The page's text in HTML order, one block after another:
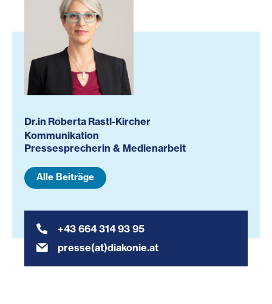
Dr.in Roberta Rastl-Kircher
Kommunikation
Pressesprecherin & Medienarbeit
Alle Beiträge
+43 664 314 93 95
presse(at)diakonie.at